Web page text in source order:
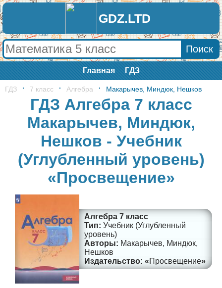
GDZ.LTD
Главная ГДЗ
ГДЗ 7 класс Алгебра Макарычев, Миндюк, Нешков
ГДЗ Алгебра 7 класс
Макарычев, Миндюк,
Нешков - Учебник
(Углубленный уровень)
«Просвещение»
Алгебра 7 класс
Учебник (Углубленный
уровень)
Макарычев, Миндюк,
Нешков
Просвещение